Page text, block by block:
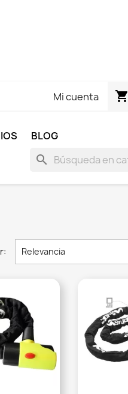
Mi cuenta shopping_cart
BLOG
search
Relevancia